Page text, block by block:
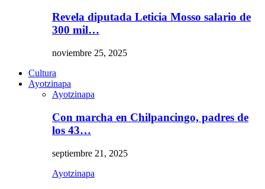
Revela diputada Leticia Mosso salario de
300 mil…
noviembre 25, 2025
Cultura
Ayotzinapa
Ayotzinapa
Con marcha en Chilpancingo, padres de
los 43…
septiembre 21, 2025
Ayotzinapa